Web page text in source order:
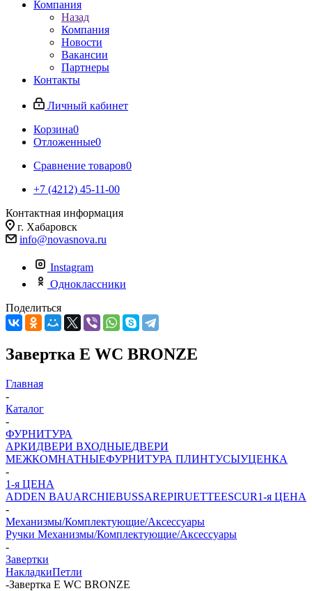
Компания
Назад
Компания
Новости
Вакансии
Партнеры
Контакты
Личный кабинет
Корзина0
Отложенные0
Сравнение товаров0
+7 (4212) 45-11-00
Контактная информация
г. Хабаровск
info@novasnova.ru
Instagram
Одноклассники
Поделиться
Завертка E WC BRONZE
Главная
-
Каталог
-
ФУРНИТУРА
АРКИДВЕРИ ВХОДНЫЕДВЕРИ
МЕЖКОМНАТНЫЕФУРНИТУРА ПЛИНТУСЫУЦЕНКА
-
1-я ЦЕНА
ADDEN BAUARCHIEBUSSAREPIRUETTEESCUR1-я ЦЕНА
-
Механизмы/Комплектующие/Аксессуары
Ручки Механизмы/Комплектующие/Аксессуары
-
Завертки
НакладкиПетли
-Завертка E WC BRONZE